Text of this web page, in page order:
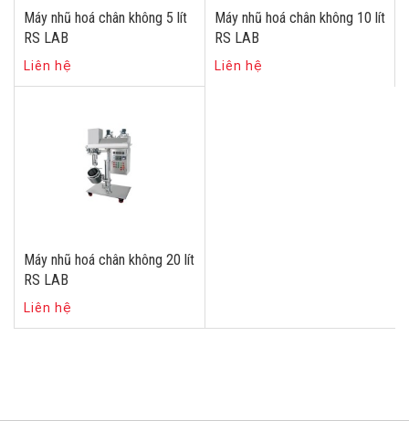
Máy nhũ hoá chân không 5 lít
RS LAB
Liên hệ
Máy nhũ hoá chân không 10 lít
RS LAB
Liên hệ
Máy nhũ hoá chân không 20 lít
RS LAB
Liên hệ